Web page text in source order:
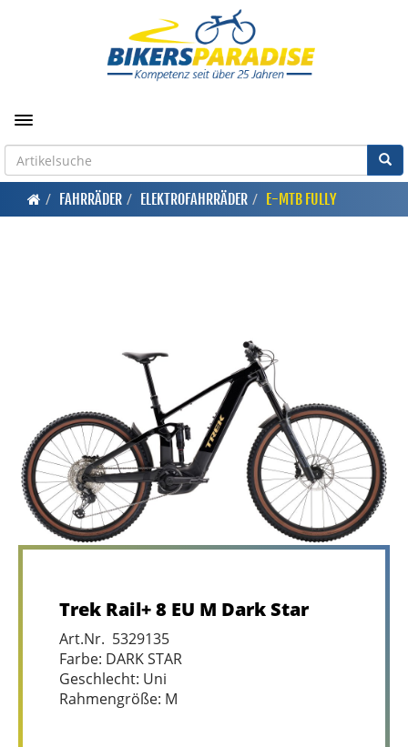
Toggle navigation
FAHRRÄDER ELEKTROFAHRRÄDER E-MTB FULLY
Trek Rail+ 8 EU M Dark Star
Art.Nr. 5329135
Farbe: DARK STAR
Geschlecht: Uni
Rahmengröße: M